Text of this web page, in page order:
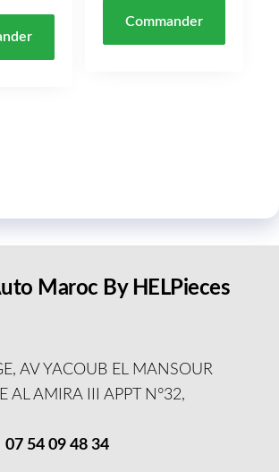
Commander
Maroc By HELPieces
AV YACOUB EL MANSOUR
AL AMIRA III APPT N°32,
07 54 09 48 34